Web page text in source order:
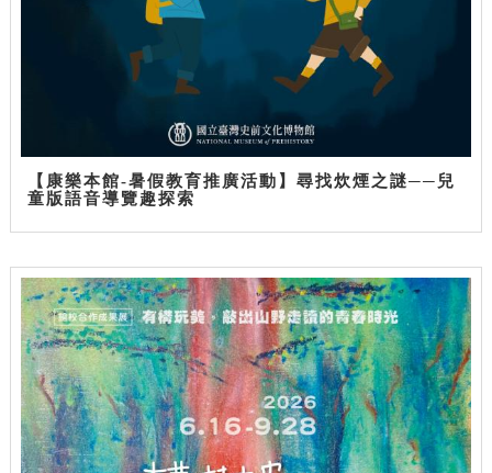
【康樂本館-暑假教育推廣活動】尋找炊煙之謎──兒
童版語音導覽趣探索